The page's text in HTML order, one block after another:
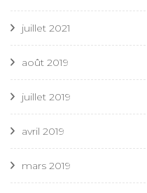
juillet 2021
août 2019
juillet 2019
avril 2019
mars 2019